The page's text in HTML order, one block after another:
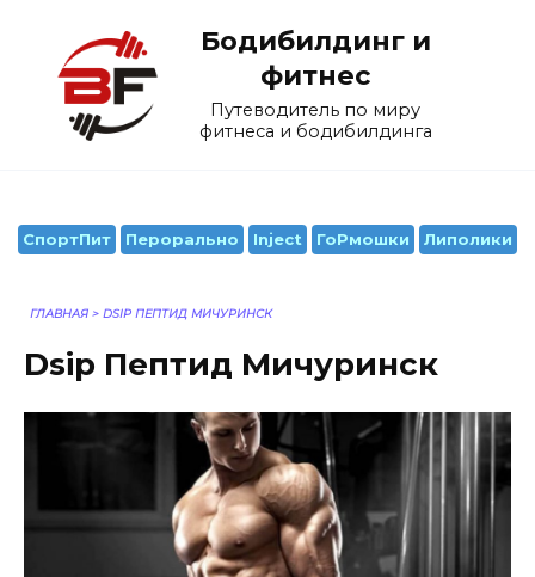
содержанию
Бодибилдинг и
фитнес
Путеводитель по миру
фитнеса и бодибилдинга
СпортПит Перорально Inject ГоРмошки Липолики
ГЛАВНАЯ > DSIP ПЕПТИД МИЧУРИНСК
Dsip Пептид Мичуринск